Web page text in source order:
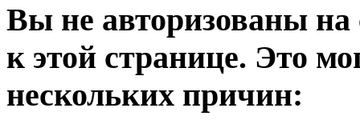
Вы не авторизованы на
к этой странице. Это
нескольких причин: